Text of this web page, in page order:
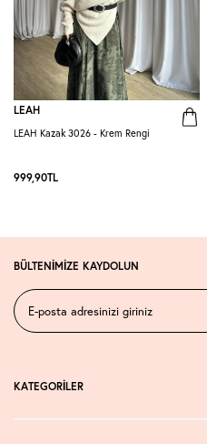
LEAH
LEAH Kazak 3026 - Krem Rengi
999,90TL
BÜLTENİMİZE KAYDOLUN
KATEGORİLER